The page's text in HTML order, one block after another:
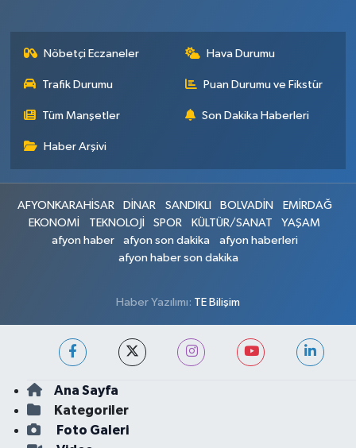
Nöbetçi Eczaneler Hava Durumu
Trafik Durumu Puan Durumu ve Fikstür
Tüm Manşetler Son Dakika Haberleri
Haber Arşivi
AFYONKARAHİSAR DİNAR SANDIKLI BOLVADİN
EMİRDAĞ
EKONOMİ
TEKNOLOJİ SPOR KÜLTÜR/SANAT
YAŞAM
afyon haber
afyon son dakika
afyon haberleri
afyon haber son dakika
Haber Yazılımı: TE Bilişim
Ana Sayfa
Kategoriler
Foto Galeri